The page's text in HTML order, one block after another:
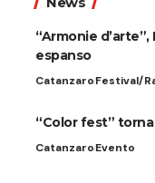
“Armonie
espanso
CatanzaroFestival/
“Color fest”
CatanzaroEvento